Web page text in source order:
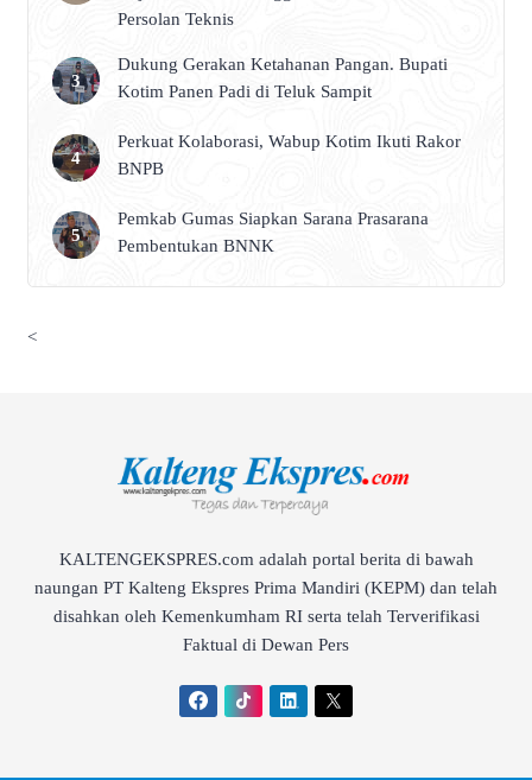
Persolan Teknis
Dukung Gerakan Ketahanan Pangan. Bupati
Kotim Panen Padi di Teluk Sampit
Perkuat Kolaborasi, Wabup Kotim Ikuti Rakor
BNPB
Pemkab Gumas Siapkan Sarana Prasarana
Pembentukan BNNK
<
KALTENGEKSPRES.com adalah portal berita di bawah
naungan PT Kalteng Ekspres Prima Mandiri (KEPM) dan telah
disahkan oleh Kemenkumham RI serta telah Terverifikasi
Faktual di Dewan Pers